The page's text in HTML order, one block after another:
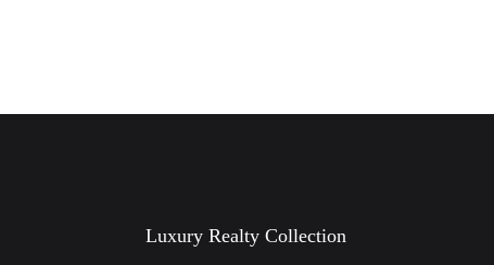
Luxury Realty Collection